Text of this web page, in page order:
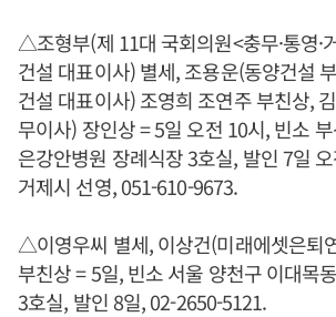
△조형부(제 11대 국회의원<충무·통영·
건설 대표이사) 별세, 조용운(동양건설
건설 대표이사) 조영희 조연주 부친상,
무이사) 장인상 = 5일 오전 10시, 빈소
은강안병원 장례식장 3호실, 발인 7일
거제시 선영, 051-610-9673.
△이영우씨 별세, 이상건(미래에셋은퇴
부친상 = 5일, 빈소 서울 양천구 이대목
3호실, 발인 8일, 02-2650-5121.